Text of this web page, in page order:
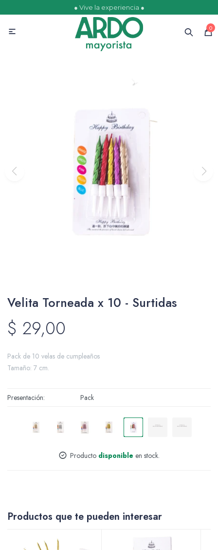
● Vive la experiencia ●
0

Velita Torneada x 10 - Surtidas
$ 29,00
Pack de 10 velas de cumpleaños
Tamaño: 7 cm.
Presentación Pack
Producto disponible en stock.
Productos que te pueden interesar
Ofertas Escolares
Papelería
Maquillaje
Cotillón y Sorpresitas
Accesorios